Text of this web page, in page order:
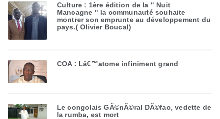
Culture : 1ère édition de la " Nuit
Mancagne " la communauté souhaite
montrer son emprunte au développement du
pays.( Olivier Boucal)
COA : Lâ€™atome infiniment grand
Le congolais GÃ©nÃ©ral DÃ©fao, vedette de
la rumba, est mort